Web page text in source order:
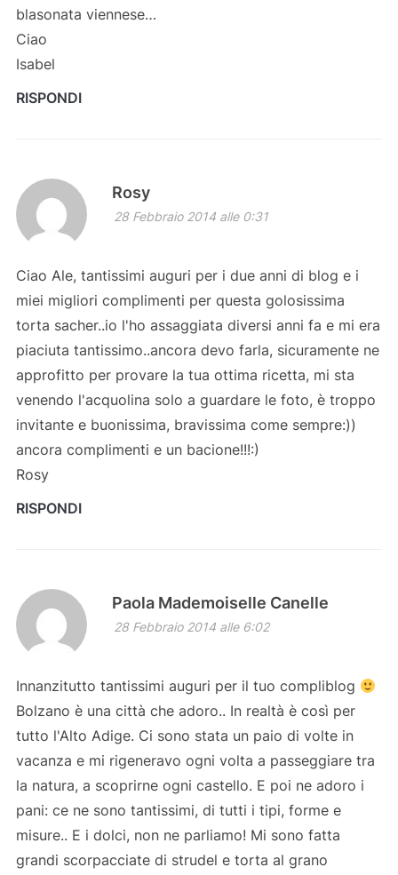
blasonata viennese…
Ciao
Isabel
RISPONDI
Rosy
28 Febbraio 2014 alle 0:31
Ciao Ale, tantissimi auguri per i due anni di blog e i
miei migliori complimenti per questa golosissima
torta sacher..io l'ho assaggiata diversi anni fa e mi era
piaciuta tantissimo..ancora devo farla, sicuramente ne
approfitto per provare la tua ottima ricetta, mi sta
venendo l'acquolina solo a guardare le foto, è troppo
invitante e buonissima, bravissima come sempre:))
ancora complimenti e un bacione!!!:)
Rosy
RISPONDI
Paola Mademoiselle Canelle
28 Febbraio 2014 alle 6:02
Innanzitutto tantissimi auguri per il tuo compliblog
Bolzano è una città che adoro.. In realtà è così per
tutto l'Alto Adige. Ci sono stata un paio di volte in
vacanza e mi rigeneravo ogni volta a passeggiare tra
la natura, a scoprirne ogni castello. E poi ne adoro i
pani: ce ne sono tantissimi, di tutti i tipi, forme e
misure.. E i dolci, non ne parliamo! Mi sono fatta
grandi scorpacciate di strudel e torta al grano